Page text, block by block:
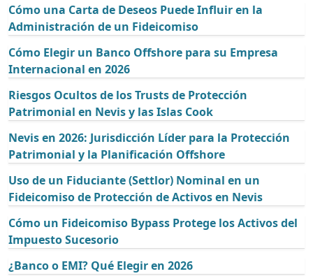
Cómo una Carta de Deseos Puede Influir en la
Administración de un Fideicomiso
Cómo Elegir un Banco Offshore para su Empresa
Internacional en 2026
Riesgos Ocultos de los Trusts de Protección
Patrimonial en Nevis y las Islas Cook
Nevis en 2026: Jurisdicción Líder para la Protección
Patrimonial y la Planificación Offshore
Uso de un Fiduciante (Settlor) Nominal en un
Fideicomiso de Protección de Activos en Nevis
Cómo un Fideicomiso Bypass Protege los Activos del
Impuesto Sucesorio
¿Banco o EMI? Qué Elegir en 2026